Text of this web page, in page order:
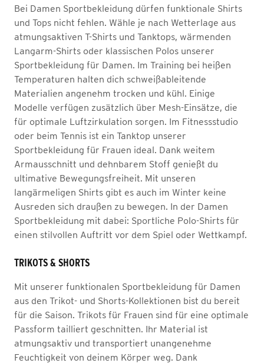
Bei Damen Sportbekleidung dürfen funktionale Shirts
und Tops nicht fehlen. Wähle je nach Wetterlage aus
atmungsaktiven T-Shirts und Tanktops, wärmenden
Langarm-Shirts oder klassischen Polos unserer
Sportbekleidung für Damen. Im Training bei heißen
Temperaturen halten dich schweißableitende
Materialien angenehm trocken und kühl. Einige
Modelle verfügen zusätzlich über Mesh-Einsätze, die
für optimale Luftzirkulation sorgen. Im Fitnessstudio
oder beim Tennis ist ein Tanktop unserer
Sportbekleidung für Frauen ideal. Dank weitem
Armausschnitt und dehnbarem Stoff genießt du
ultimative Bewegungsfreiheit. Mit unseren
langärmeligen Shirts gibt es auch im Winter keine
Ausreden sich draußen zu bewegen. In der Damen
Sportbekleidung mit dabei: Sportliche Polo-Shirts für
einen stilvollen Auftritt vor dem Spiel oder Wettkampf.
TRIKOTS & SHORTS
Mit unserer funktionalen Sportbekleidung für Damen
aus den Trikot- und Shorts-Kollektionen bist du bereit
für die Saison. Trikots für Frauen sind für eine optimale
Passform tailliert geschnitten. Ihr Material ist
atmungsaktiv und transportiert unangenehme
Feuchtigkeit von deinem Körper weg. Dank